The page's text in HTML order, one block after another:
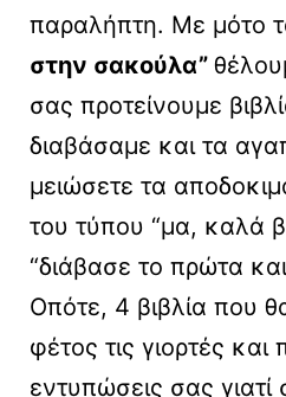
παραλήπτη. Με μότο
στην σακούλα”
σας προτείνουμε
διαβάσαμε και τα
μειώσετε τα
του τύπου “μα, καλά
“διάβασε το πρώτα
Οπότε, 4 βιβλία που
φέτος τις γιορτές και
εντυπώσεις σας